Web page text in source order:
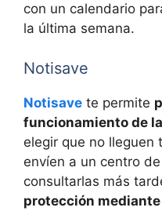
con un calendario
la última semana.
Notisave
Notisave te permite
funcionamiento de
elegir que no lleguen
envíen a un centro
consultarlas más
protección